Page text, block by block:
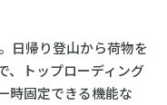
日帰り登山から荷物を
、トップローディング
時固定できる機能な